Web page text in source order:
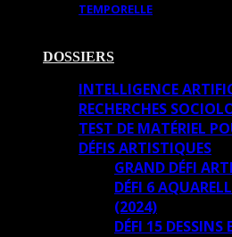
TEMPORELLE
DOSSIERS
INTELLIGENCE
RECHERCHES
TEST DE MATÉRIEL
DÉFIS ARTISTIQUES
GRAND DÉFI
DÉFI 6
(2024)
DÉFI 15